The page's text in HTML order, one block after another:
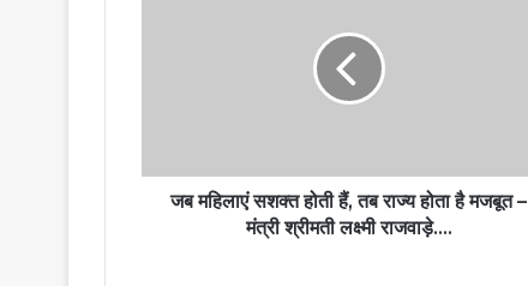
जब महिलाएं सशक्त होती हैं, तब राज्य होता है मजबूत –
मंत्री श्रीमती लक्ष्मी राजवाड़े….